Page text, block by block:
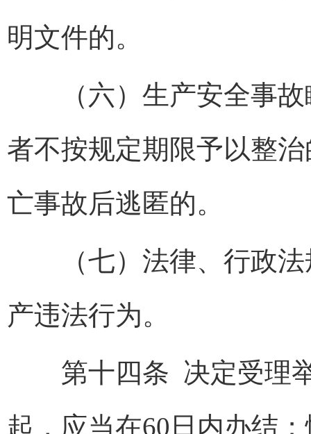
明文件的。
（六）生产安全事故
者不按规定期限予以整
亡事故后逃匿的。
（七）法律、行政法
产违法行为。
第十四条 决定受理
起，应当在60日内办结